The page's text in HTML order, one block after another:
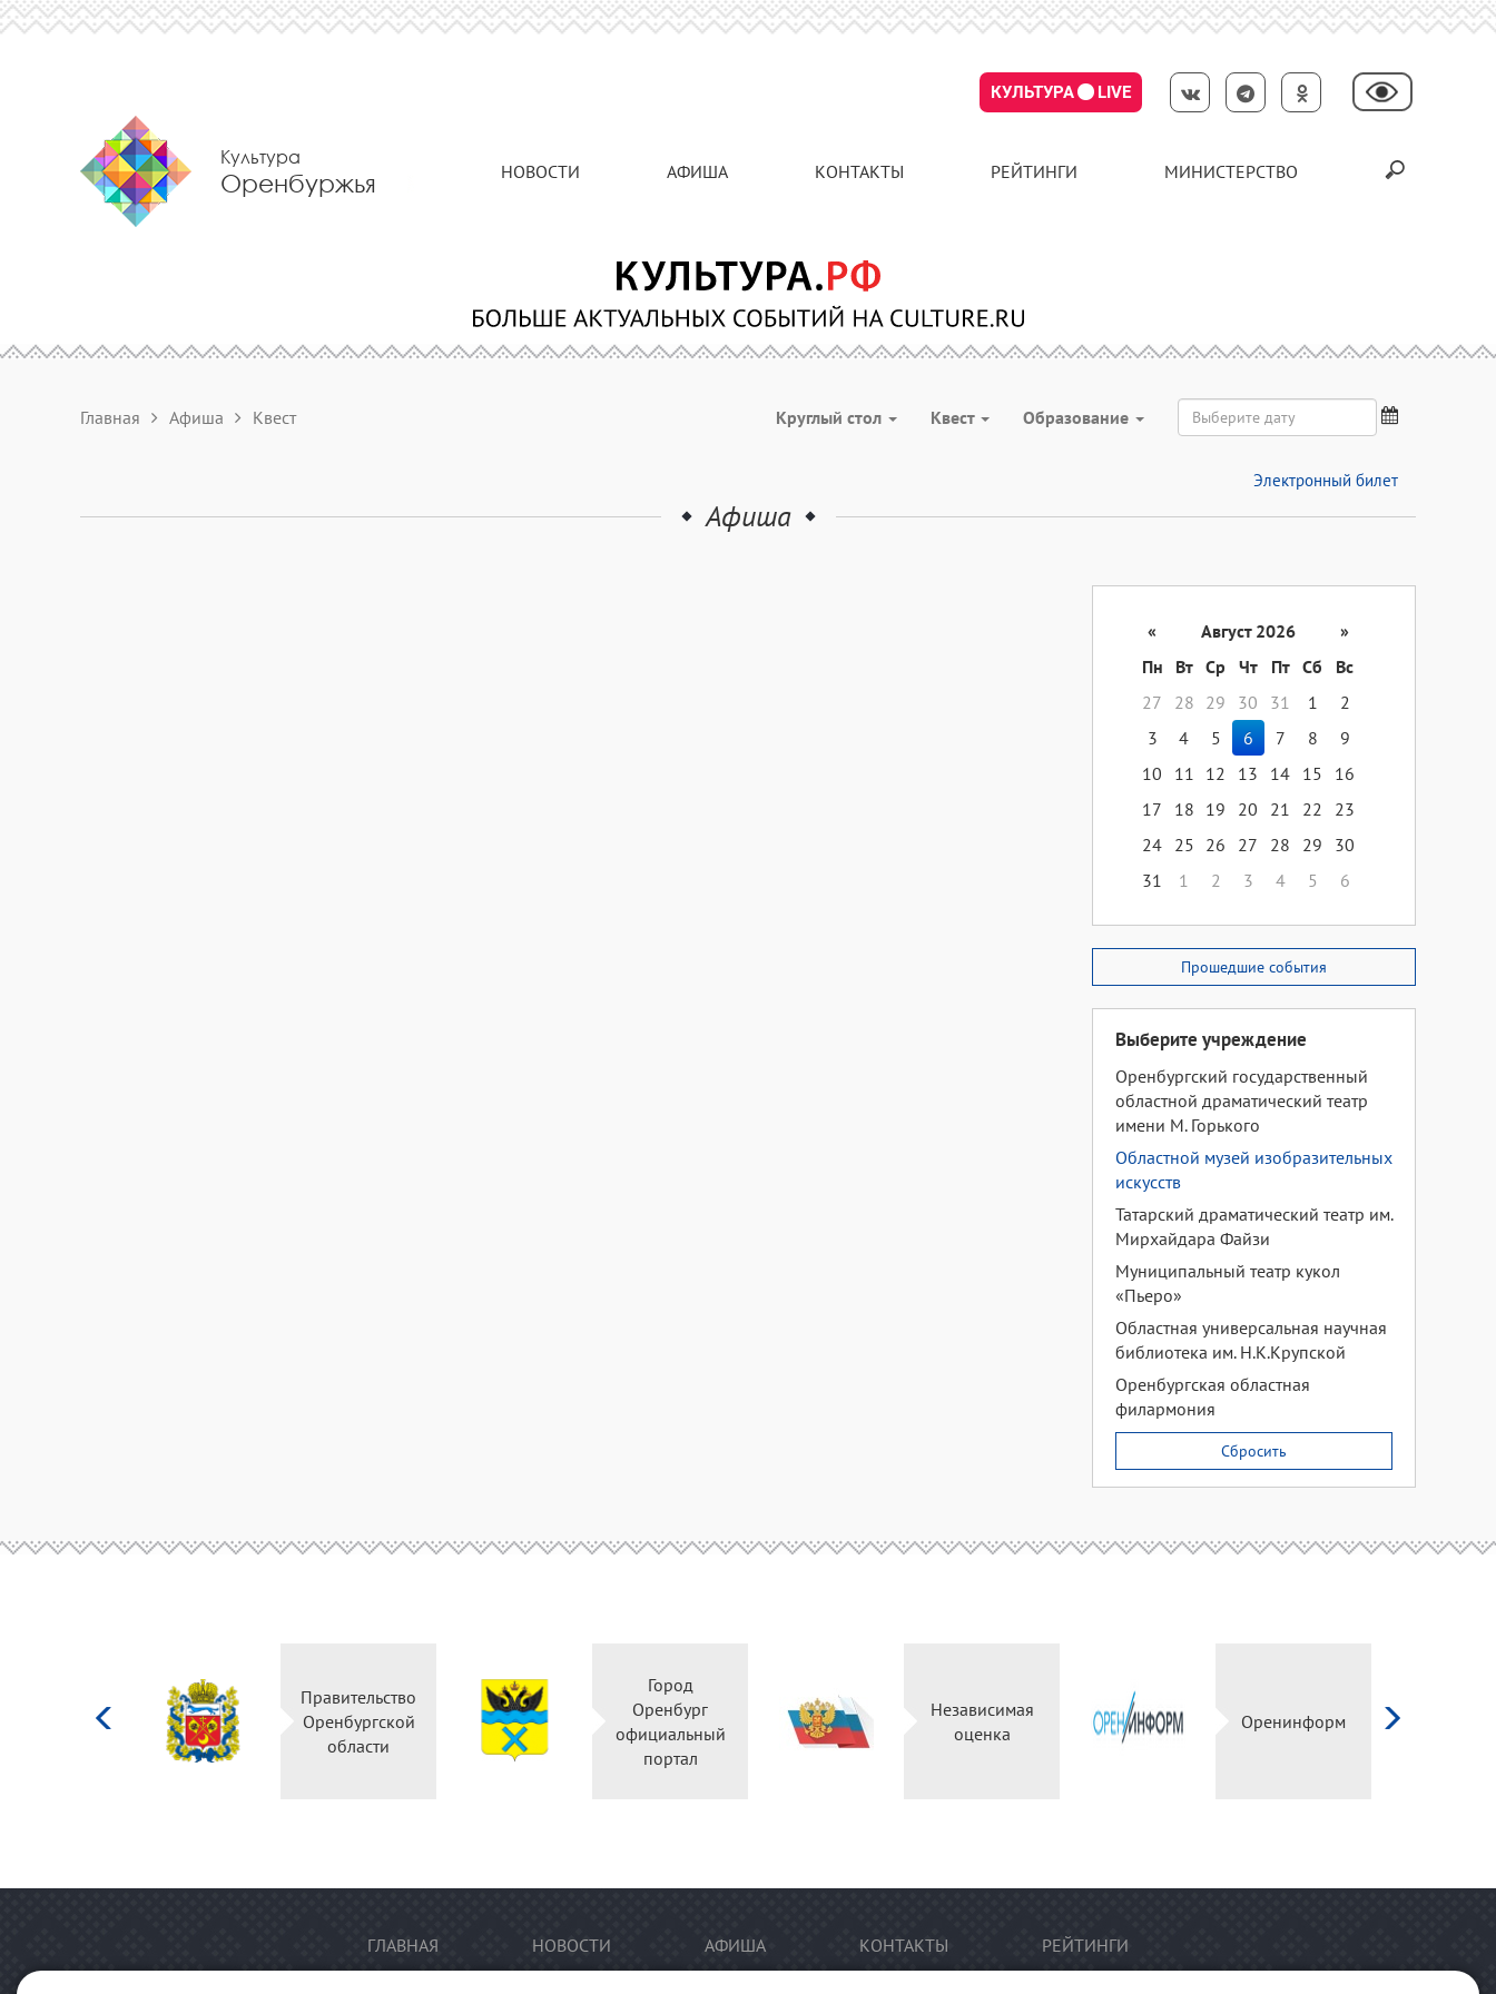
КУЛЬТУРА LIVE
Культура
Оренбуржья НОВОСТИ АФИША КОНТАКТЫ РЕЙТИНГИ МИНИСТЕРСТВО
Главная Афиша Квест Круглый стол Квест Образование
Электронный билет
Афиша
« Август 2026
»
Пн
Вт Ср Чт Пт Сб
Вс
27
28 29 30 31 1
2
3
4 5 6 7 8
9
10
11 12 13 14 15
16
17
18 19 20 21 22
23
24 25 26 27 28 29
30
31
1 2 3 4 5 6
Прошедшие события
Выберите учреждение
Оренбургский государственный
областной драматический театр
имени М. Горького
Областной музей изобразительных
искусств
Татарский драматический театр им.
Мирхайдара Файзи
Муниципальный театр кукол
«Пьеро»
Областная универсальная научная
библиотека им. Н.К.Крупской
Оренбургская областная
филармония
Сбросить
Правительство
Оренбургской
области
Город
Оренбург
официальный
портал
Независимая
оценка
Оренинформ
ГЛАВНАЯ НОВОСТИ АФИША КОНТАКТЫ РЕЙТИНГИ